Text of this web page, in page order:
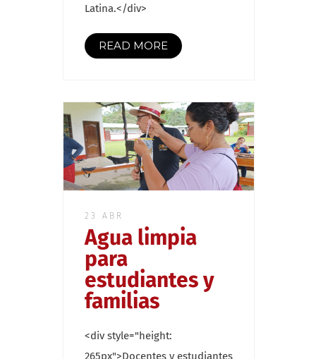
Latina.</div>
READ MORE
23 ABR
Agua limpia
para
estudiantes y
familias
<div style="height:
265px">Docentes y estudiantes